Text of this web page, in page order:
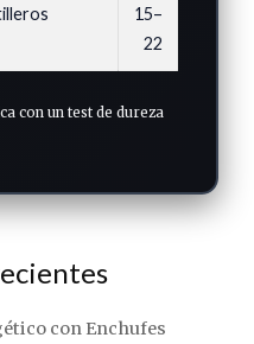
15–
22
con un test de dureza
con Enchufes